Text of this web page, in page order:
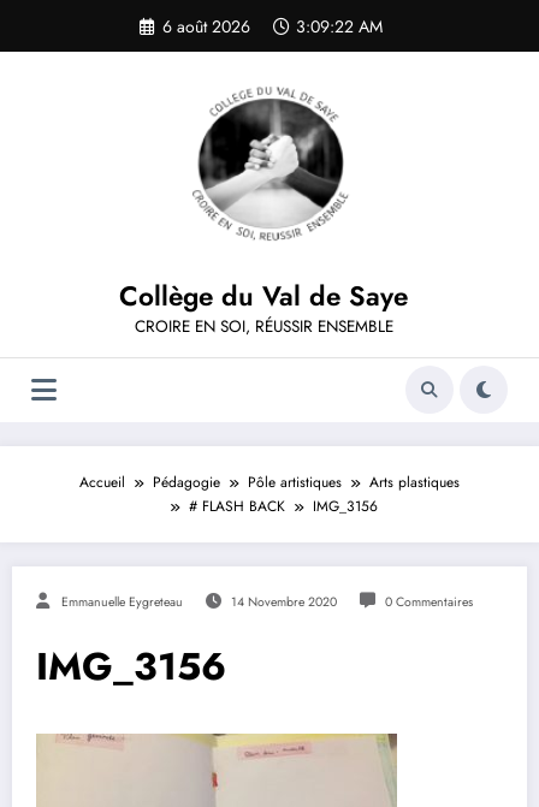
contenu
6 août 2026 3:09:22 AM
Collège du Val de Saye
CROIRE EN SOI, RÉUSSIR ENSEMBLE
Accueil Pédagogie Pôle artistiques
Arts plastiques
# FLASH BACK
IMG_3156
Emmanuelle Eygreteau 14 Novembre 2020 0 Commentaires
IMG_3156